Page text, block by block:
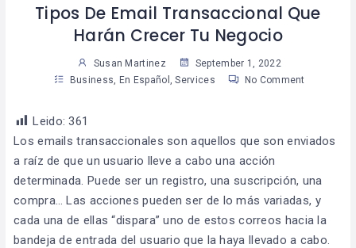
Tipos De Email Transaccional Que
Harán Crecer Tu Negocio
Susan Martinez
September 1, 2022
Business
En Español ,Services No Comment
Leido: 361
Los emails transaccionales son aquellos que son enviados
a raíz de que un usuario lleve a cabo una acción
determinada. Puede ser un registro, una suscripción, una
compra… Las acciones pueden ser de lo más variadas, y
cada una de ellas “dispara” uno de estos correos hacia la
bandeja de entrada del usuario que la haya llevado a cabo.